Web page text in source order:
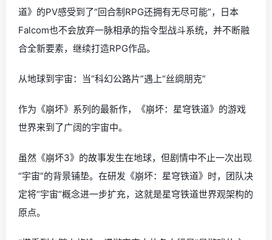
道》的PV感受到了“回合制RPG还拥有无尽可能”，日本
Falcom也不会放弃一脉相承的指令型战斗系统，并不断融
合全新要素，继续打造RPG作品。
从地球到宇宙：当“科幻公路片”遇上“丝绸朋克”
作为《崩坏》系列的最新作，《崩坏：星穹铁道》的游戏
世界来到了广阔的宇宙中。
虽然《崩坏3》的故事发生在地球，但剧情中不止一次出现
“宇宙”的背景铺垫。在研发《崩坏：星穹铁道》时，团队决
定将“宇宙”概念进一步扩充，这就是星穹铁道世界观架构的
原点。